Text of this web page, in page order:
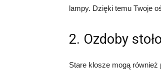
lampy. Dzięki temu Twoje
2. Ozdoby
Stare klosze mogą również